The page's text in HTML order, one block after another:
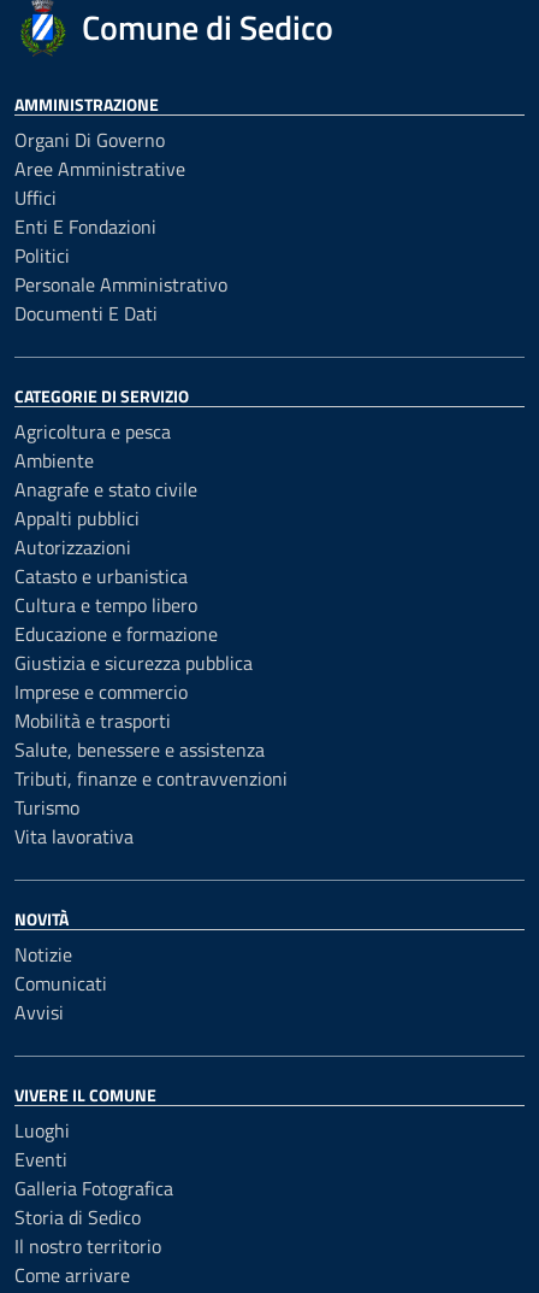
Comune di Sedico
AMMINISTRAZIONE
Organi Di Governo
Aree Amministrative
Uffici
Enti E Fondazioni
Politici
Personale Amministrativo
Documenti E Dati
CATEGORIE DI SERVIZIO
Agricoltura e pesca
Ambiente
Anagrafe e stato civile
Appalti pubblici
Autorizzazioni
Catasto e urbanistica
Cultura e tempo libero
Educazione e formazione
Giustizia e sicurezza pubblica
Imprese e commercio
Mobilità e trasporti
Salute, benessere e assistenza
Tributi, finanze e contravvenzioni
Turismo
Vita lavorativa
NOVITÀ
Notizie
Comunicati
Avvisi
VIVERE IL COMUNE
Luoghi
Eventi
Galleria Fotografica
Storia di Sedico
Il nostro territorio
Come arrivare